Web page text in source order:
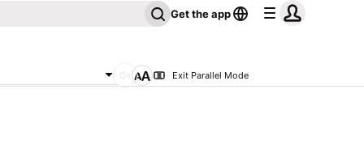
Get the app
Exit Parallel Mode